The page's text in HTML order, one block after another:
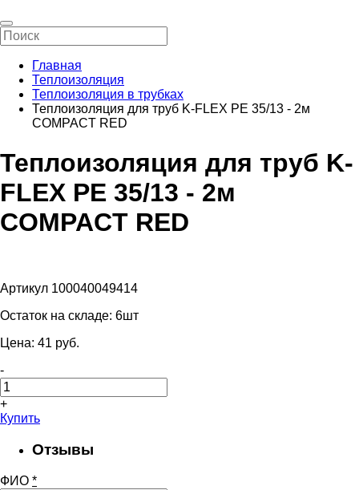
Главная
Теплоизоляция
Теплоизоляция в трубках
Теплоизоляция для труб K-FLEX PE 35/13 - 2м
COMPACT RED
Теплоизоляция для труб K-
FLEX PE 35/13 - 2м
COMPACT RED
Артикул 100040049414
Остаток на складе: 6шт
Цена: 41 pуб.
-
+
Купить
Отзывы
ФИО *